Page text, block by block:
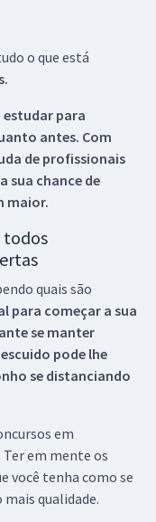
o que está
estudar para
antes. Com
de profissionais
sua chance de
maior.
todos
quais são
para começar a sua
se manter
pode lhe
se distanciando
em
em mente os
você tenha como se
qualidade.